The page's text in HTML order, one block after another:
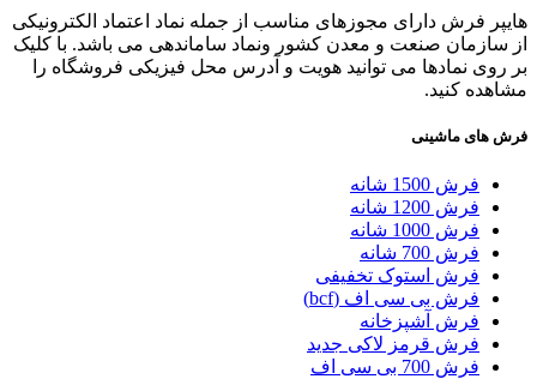
هایپر فرش دارای مجوزهای مناسب از جمله نماد اعتماد الکترونیکی
از سازمان صنعت و معدن کشور ونماد ساماندهی می باشد. با کلیک
بر روی نمادها می توانید هویت و آدرس محل فیزیکی فروشگاه را
مشاهده کنید.
فرش های ماشینی
فرش 1500 شانه
فرش 1200 شانه
فرش 1000 شانه
فرش 700 شانه
فرش استوک تخفیفی
فرش بی سی اف (bcf)
فرش آشپزخانه
فرش قرمز لاکی جدید
فرش 700 بی سی اف